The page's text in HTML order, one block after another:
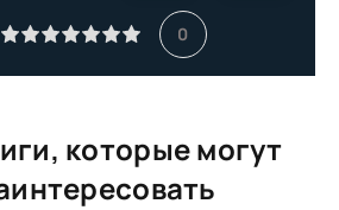
0
которые могут